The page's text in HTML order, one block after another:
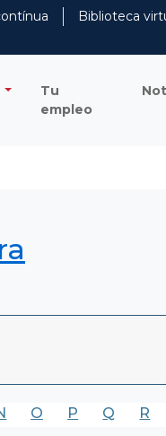
Biblioteca
Tu
empleo
O P Q R